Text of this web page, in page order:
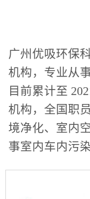
广州优吸环保
机构，专业从
目前累计至
机构，全国职
境净化、室内
事室内车内污